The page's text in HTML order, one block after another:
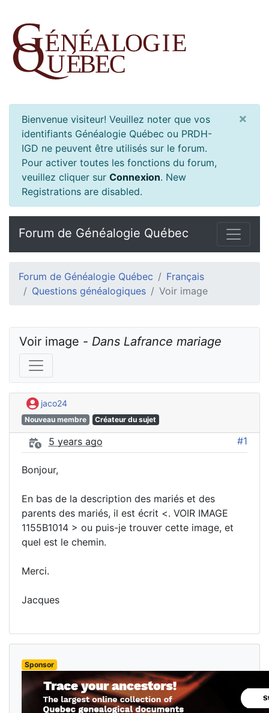
Bienvenue visiteur! Veuillez noter que vos
identifiants Généalogie Québec ou PRDH-
IGD ne peuvent être utilisés sur le forum.
Pour activer toutes les fonctions du forum,
veuillez cliquer sur Connexion. New
Registrations are disabled.
×
Forum de Généalogie Québec
Forum de Généalogie Québec
Français
Questions généalogiques
Voir image
Voir image - Dans Lafrance mariage
jaco24
Nouveau membre Créateur du sujet
5 years ago #1
Bonjour,
En bas de la description des mariés et des
parents des mariés, il est écrit <. VOIR IMAGE
1155B1014 > ou puis-je trouver cette image, et
quel est le chemin.
Merci.
Jacques
Sponsor